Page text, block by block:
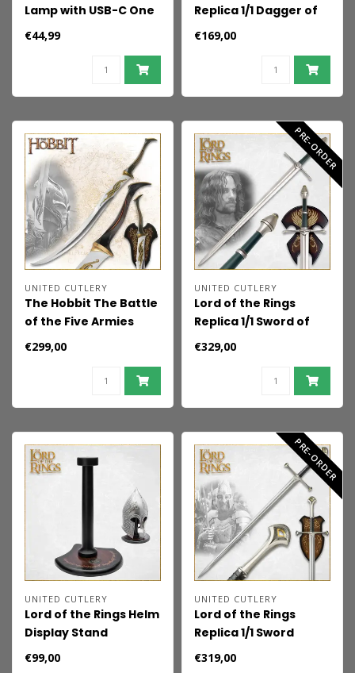
Lamp with USB-C One
Ring
€44,99
Replica 1/1 Dagger of
the Witch King 55 cm
€169,00
UNITED CUTLERY
The Hobbit The Battle
of the Five Armies
Replica 1/1 Mirkwood
Infantry Sword 120 cm
€299,00
PRE-ORDER
UNITED CUTLERY
Lord of the Rings
Replica 1/1 Sword of
Strider 120 cm
€329,00
UNITED CUTLERY
Lord of the Rings Helm
Display Stand
€99,00
PRE-ORDER
UNITED CUTLERY
Lord of the Rings
Replica 1/1 Sword
Narsil 134 cm
€319,00